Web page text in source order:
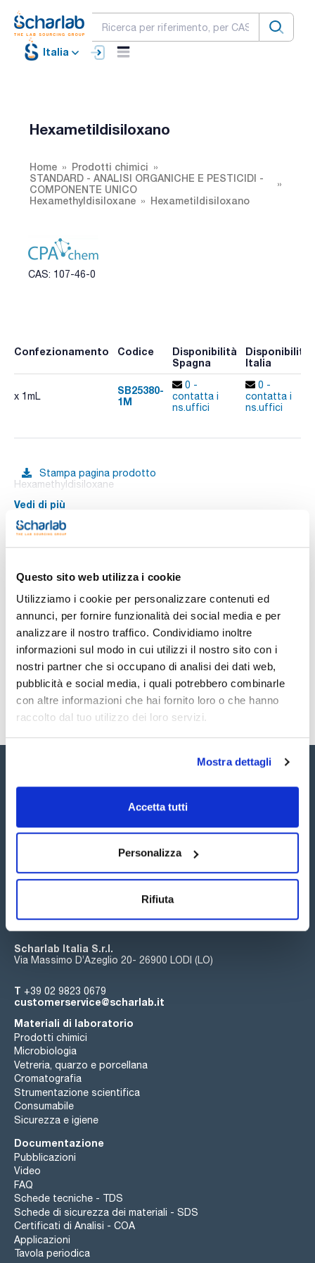
Questo sito web utilizza i cookie
Utilizziamo i cookie per personalizzare contenuti ed
annunci, per fornire funzionalità dei social media e per
analizzare il nostro traffico. Condividiamo inoltre
informazioni sul modo in cui utilizzi il nostro sito con i
nostri partner che si occupano di analisi dei dati web,
pubblicità e social media, i quali potrebbero combinarle
con altre informazioni che hai fornito loro o che hanno
raccolto dal tuo utilizzo dei loro servizi.
Mostra dettagli
Accetta tutti
Personalizza
Rifiuta
Italia
Hexametildisiloxano
Home
Prodotti chimici
STANDARD - ANALISI ORGANICHE E PESTICIDI -
COMPONENTE UNICO
Hexamethyldisiloxane
Hexametildisiloxano
CAS: 107-46-0
Confezionamento Codice
Disponibilità
Spagna
Disponibilità
Italia
x 1mL
SB25380-
1M
0 -
contatta i
ns.uffici
0 -
contatta i
ns.uffici
Stampa pagina prodotto
Hexamethyldisiloxane
Vedi di più
Documentazione tecnica
TDS / Scheda tecnica
Registrati per i download
COA
Registrati per i download
SDS / Scheda di
Sicurezza
Registrati per i download
Seguici:
Iscriviti alla Newsletter
Scharlab Italia S.r.l.
Via Massimo D’Azeglio 20- 26900 LODI (LO)
T +39 02 9823 0679
customerservice@scharlab.it
Materiali di laboratorio
Prodotti chimici
Microbiologia
Vetreria, quarzo e porcellana
Cromatografia
Strumentazione scientifica
Consumabile
Sicurezza e igiene
Documentazione
Pubblicazioni
Video
FAQ
Schede tecniche - TDS
Schede di sicurezza dei materiali - SDS
Certificati di Analisi - COA
Applicazioni
Tavola periodica